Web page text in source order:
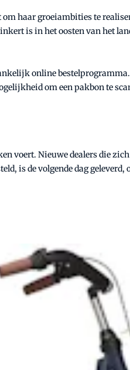
haar groeiambities te
is in het oosten van het
online
om een pakbon te
voert. Nieuwe dealers die
is de volgende dag